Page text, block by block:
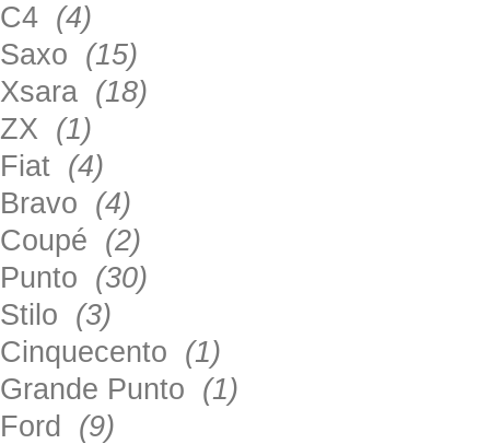
C4 (4)
Saxo (15)
Xsara (18)
ZX (1)
Fiat (4)
Bravo (4)
Coupé (2)
Punto (30)
Stilo (3)
Cinquecento (1)
Grande Punto (1)
Ford (9)